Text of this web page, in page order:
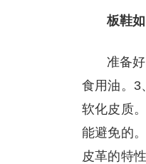
板鞋
准备
食用油。3
软化皮质
能避免的
皮革的特